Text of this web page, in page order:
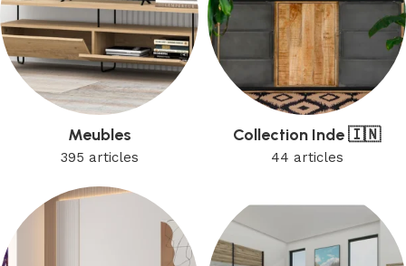
Meubles
395 articles
Collection Inde 🇮🇳
44 articles